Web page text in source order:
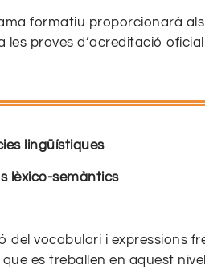
formatiu proporcionarà
les proves d’acreditació oficial
lingüístiques
lèxico-semàntics
del vocabulari i expressions
es treballen en aquest